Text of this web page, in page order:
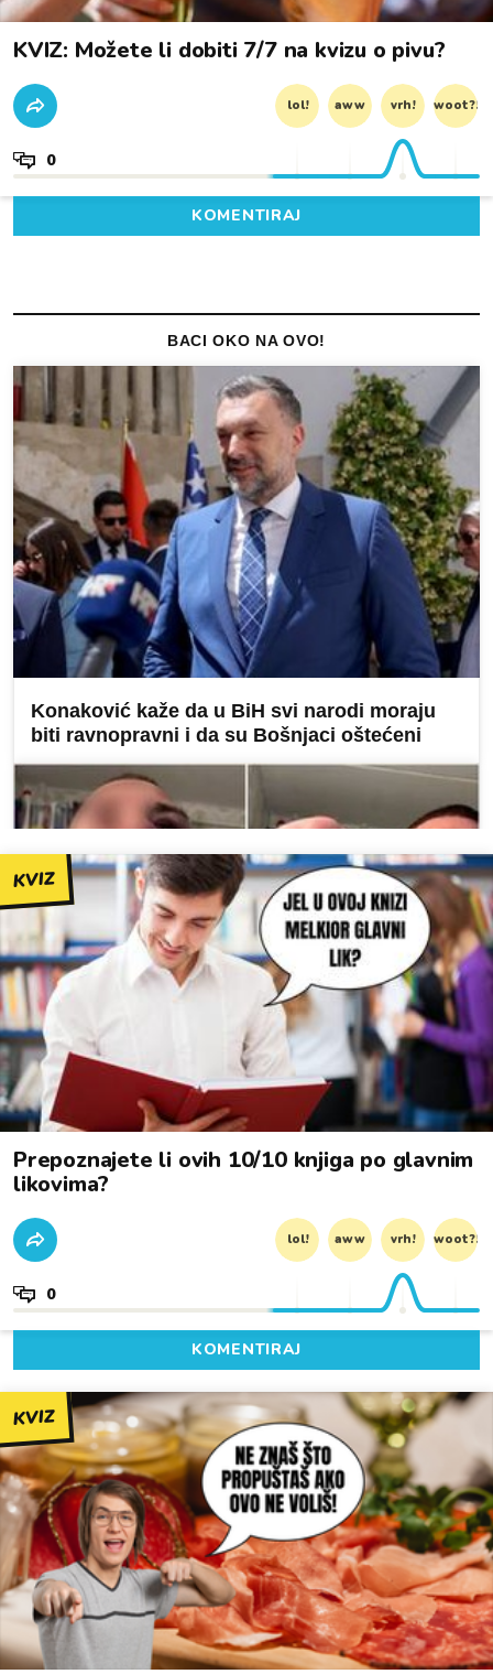
KVIZ: Možete li dobiti 7/7 na kvizu o pivu?
lol! aww vrh! woot?!
0
KOMENTIRAJ
KVIZ
Prepoznajete li ovih 10/10 knjiga po glavnim
likovima?
lol! aww vrh! woot?!
0
KOMENTIRAJ
KVIZ